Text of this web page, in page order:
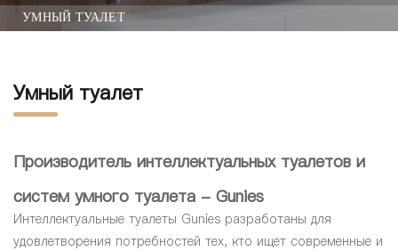
УМНЫЙ ТУАЛЕТ
Умный туалет
Производитель интеллектуальных туалетов и
систем умного туалета - Gunies
Интеллектуальные туалеты Gunies разработаны для
удовлетворения потребностей тех, кто ищет современные и